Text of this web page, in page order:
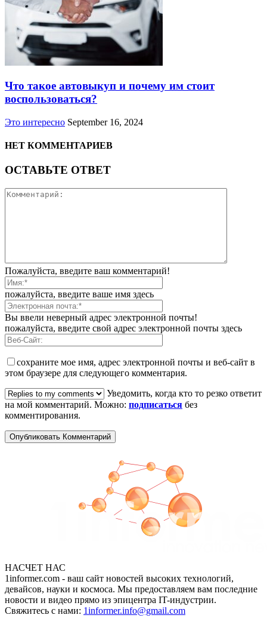
Что такое автовыкуп и почему им стоит
воспользоваться?
Это интересно September 16, 2024
НЕТ КОММЕНТАРИЕВ
ОСТАВЬТЕ ОТВЕТ
Пожалуйста, введите ваш комментарий!
пожалуйста, введите ваше имя здесь
Вы ввели неверный адрес электронной почты!
пожалуйста, введите свой адрес электронной почты здесь
сохраните мое имя, адрес электронной почты и веб-сайт в
этом браузере для следующего комментария.
Уведомить, когда кто то резко ответит
на мой комментарий. Можно: подписаться без
комментирования.
НАСЧЕТ НАС
1informer.com - ваш сайт новостей высоких технологий,
девайсов, науки и космоса. Мы предоставляем вам последние
новости и видео прямо из эпицентра IT-индустрии.
Свяжитесь с нами: 1informer.info@gmail.com